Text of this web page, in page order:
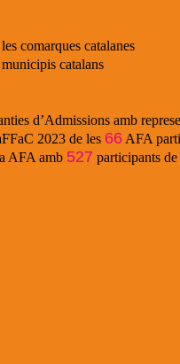
comarques catalanes
catalans
d’Admissions amb
2023 de les 66 AFA
AFA amb 527 participants de